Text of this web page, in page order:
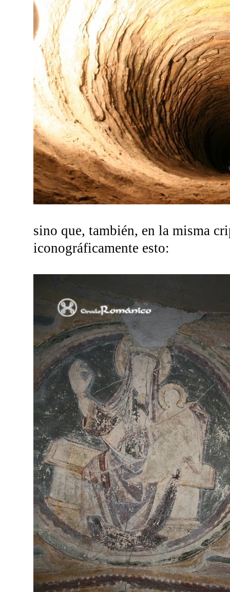
sino que, también, en la misma
iconográficamente esto: